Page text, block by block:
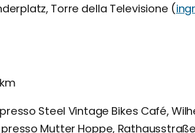
Torre della Televisione (
Steel Vintage Bikes Café,
Mutter Hoppe, Rathausstraße